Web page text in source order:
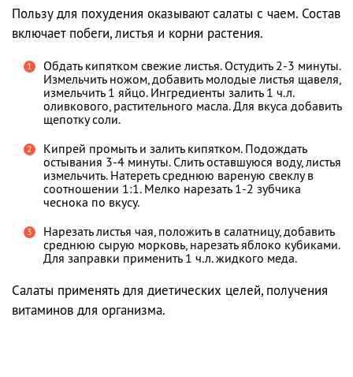
Пользу для похудения оказывают салаты с чаем. Состав
включает побеги, листья и корни растения.
Обдать кипятком свежие листья. Остудить 2-3 минуты.
Измельчить ножом, добавить молодые листья щавеля,
измельчить 1 яйцо. Ингредиенты залить 1 ч.л.
оливкового, растительного масла. Для вкуса добавить
щепотку соли.
Кипрей промыть и залить кипятком. Подождать
остывания 3-4 минуты. Слить оставшуюся воду, листья
измельчить. Натереть среднюю вареную свеклу в
соотношении 1:1. Мелко нарезать 1-2 зубчика
чеснока по вкусу.
Нарезать листья чая, положить в салатницу, добавить
среднюю сырую морковь, нарезать яблоко кубиками.
Для заправки применить 1 ч.л. жидкого меда.
Салаты применять для диетических целей, получения
витаминов для организма.